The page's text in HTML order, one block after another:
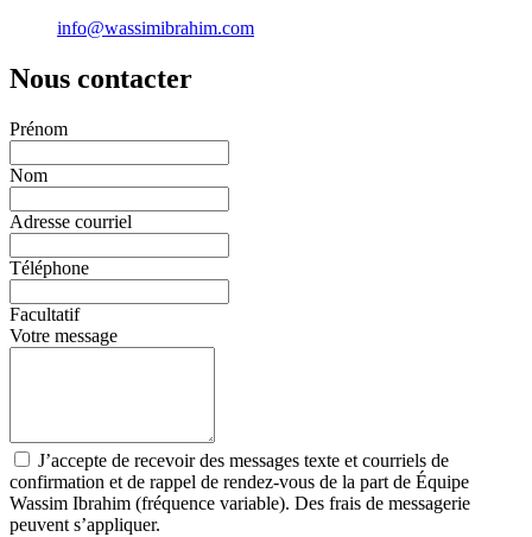
info@wassimibrahim.com
Nous contacter
Prénom
Nom
Adresse courriel
Téléphone
Facultatif
Votre message
J’accepte de recevoir des messages texte et courriels de
confirmation et de rappel de rendez-vous de la part de Équipe
Wassim Ibrahim (fréquence variable). Des frais de messagerie
peuvent s’appliquer.